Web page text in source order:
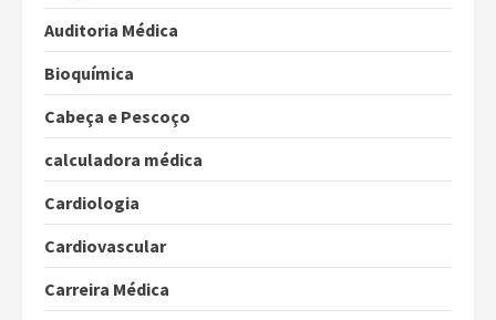
Auditoria Médica
Bioquímica
Cabeça e Pescoço
calculadora médica
Cardiologia
Cardiovascular
Carreira Médica